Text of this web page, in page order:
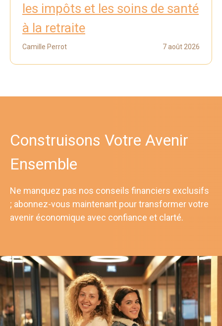
les impôts et les soins de santé
à la retraite
Camille Perrot 7 août 2026
Construisons Votre Avenir
Ensemble
Ne manquez pas nos conseils financiers exclusifs
; abonnez-vous maintenant pour transformer votre
avenir économique avec confiance et clarté.